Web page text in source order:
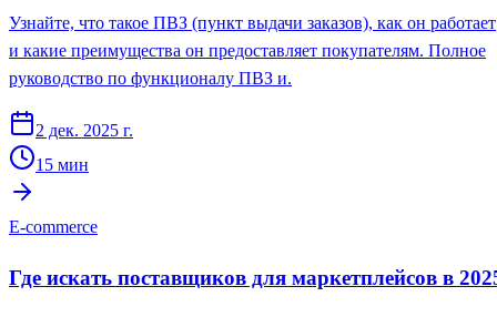
Узнайте, что такое ПВЗ (пункт выдачи заказов), как он работает
и какие преимущества он предоставляет покупателям. Полное
руководство по функционалу ПВЗ и.
2 дек. 2025 г.
15 мин
E-commerce
Где искать поставщиков для маркетплейсов в